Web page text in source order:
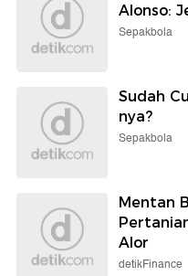
Alonso:
Sepakbola
Sudah
nya?
Sepakbola
Mentan
Alor
detikFinance